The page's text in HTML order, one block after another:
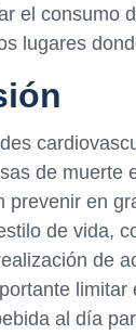
el consumo
lugares
de muerte
prevenir en
de vida,
de
limitar
al día